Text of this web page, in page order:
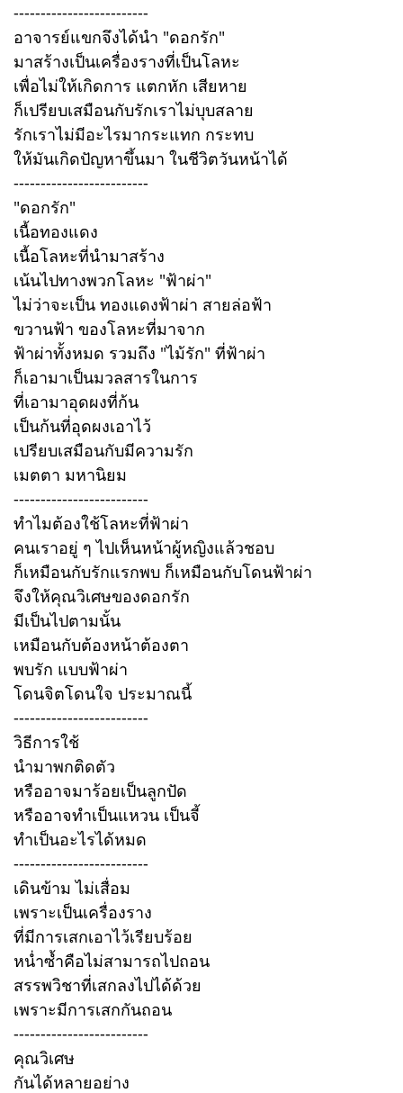
-------------------------
อาจารย์แขกจึงได้นำ "ดอกรัก"
มาสร้างเป็นเครื่องรางที่เป็นโลหะ
เพื่อไม่ให้เกิดการ แตกหัก เสียหาย
ก็เปรียบเสมือนกับรักเราไม่บุบสลาย
รักเราไม่มีอะไรมากระแทก กระทบ
ให้มันเกิดปัญหาขึ้นมา ในชีวิตวันหน้าได้
-------------------------
"ดอกรัก"
เนื้อทองแดง
เนื้อโลหะที่นำมาสร้าง
เน้นไปทางพวกโลหะ "ฟ้าผ่า"
ไม่ว่าจะเป็น ทองแดงฟ้าผ่า สายล่อฟ้า
ขวานฟ้า ของโลหะที่มาจาก
ฟ้าผ่าทั้งหมด รวมถึง "ไม้รัก" ที่ฟ้าผ่า
ก็เอามาเป็นมวลสารในการ
ที่เอามาอุดผงที่ก้น
เป็นก้นที่อุดผงเอาไว้
เปรียบเสมือนกับมีความรัก
เมตตา มหานิยม
-------------------------
ทำไมต้องใช้โลหะที่ฟ้าผ่า
คนเราอยู่ ๆ ไปเห็นหน้าผู้หญิงแล้วชอบ
ก็เหมือนกับรักแรกพบ ก็เหมือนกับโดนฟ้าผ่า
จึงให้คุณวิเศษของดอกรัก
มีเป็นไปตามนั้น
เหมือนกับต้องหน้าต้องตา
พบรัก แบบฟ้าผ่า
โดนจิตโดนใจ ประมาณนี้
-------------------------
วิธีการใช้
นำมาพกติดตัว
หรืออาจมาร้อยเป็นลูกปัด
หรืออาจทำเป็นแหวน เป็นจี้
ทำเป็นอะไรได้หมด
-------------------------
เดินข้าม ไม่เสื่อม
เพราะเป็นเครื่องราง
ที่มีการเสกเอาไว้เรียบร้อย
หนํ่าซ้ำคือไม่สามารถไปถอน
สรรพวิชาที่เสกลงไปได้ด้วย
เพราะมีการเสกกันถอน
-------------------------
คุณวิเศษ
กันได้หลายอย่าง